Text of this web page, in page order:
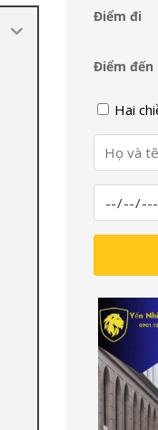
Điểm đi
Điểm đến
Hai